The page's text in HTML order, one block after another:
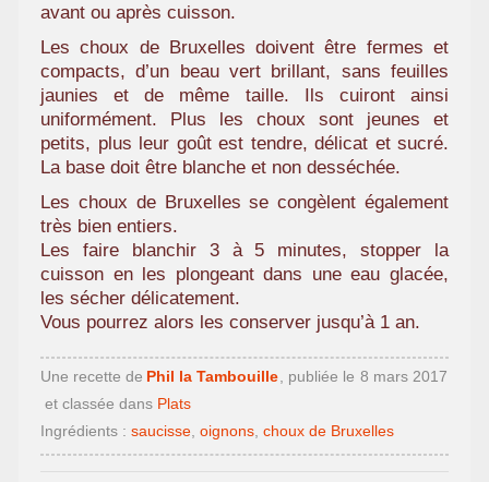
avant ou après cuisson.
Les choux de Bruxelles doivent être fermes et
compacts, d’un beau vert brillant, sans feuilles
jaunies et de même taille. Ils cuiront ainsi
uniformément. Plus les choux sont jeunes et
petits, plus leur goût est tendre, délicat et sucré.
La base doit être blanche et non desséchée.
Les choux de Bruxelles se congèlent également
très bien entiers.
Les faire blanchir 3 à 5 minutes, stopper la
cuisson en les plongeant dans une eau glacée,
les sécher délicatement.
Vous pourrez alors les conserver jusqu’à 1 an.
Une recette de Phil la Tambouille , publiée le 8 mars 2017
et classée dans Plats
Ingrédients : saucisse oignons choux de Bruxelles